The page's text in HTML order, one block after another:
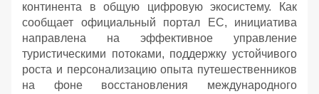
континента в общую цифровую экосистему. Как
сообщает официальный портал ЕС, инициатива
направлена на эффективное управление
туристическими потоками, поддержку устойчивого
роста и персонализацию опыта путешественников
на фоне восстановления международного